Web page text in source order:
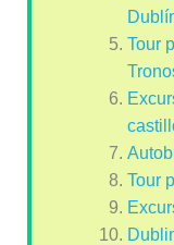
Tour
Tour